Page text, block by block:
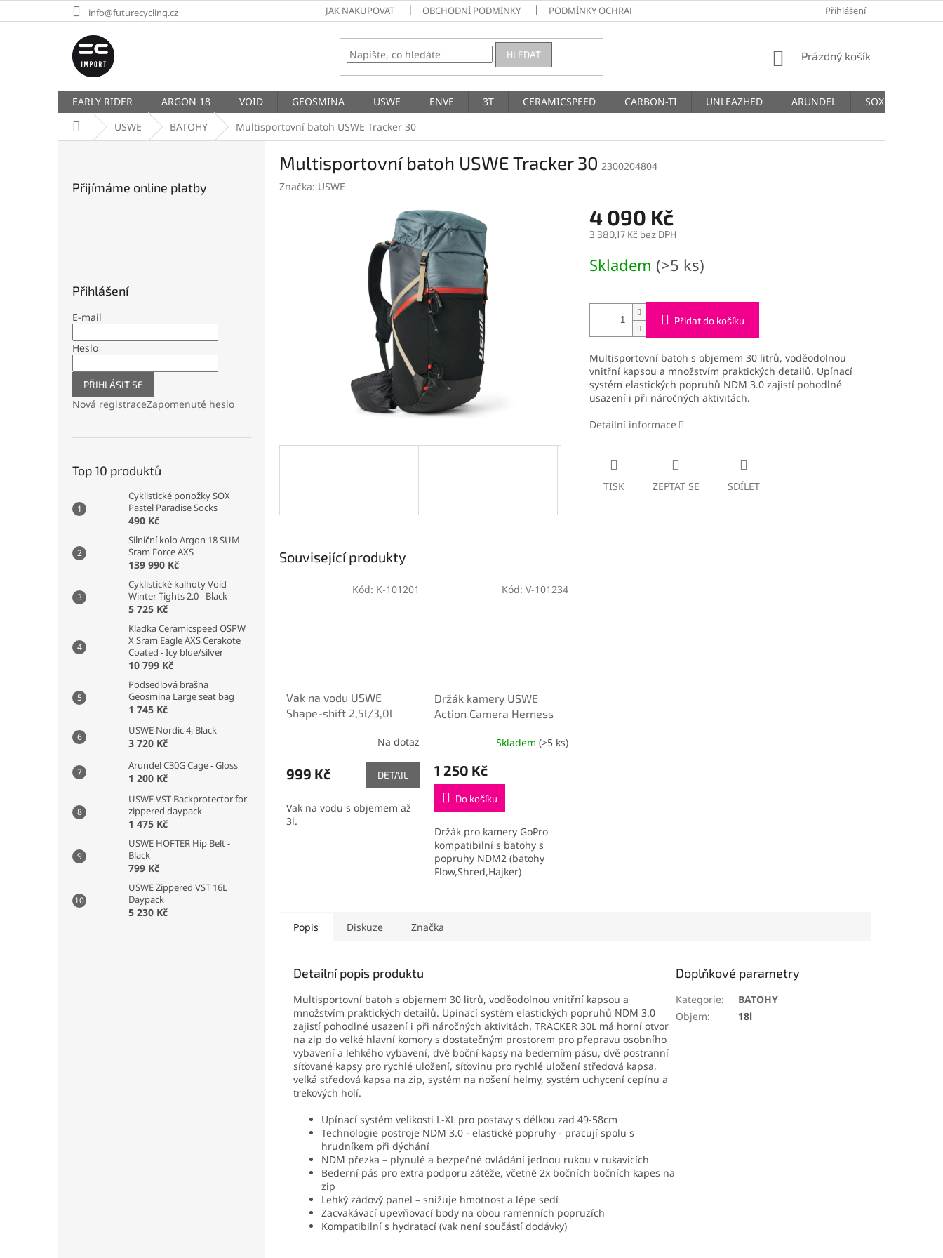
na
info@futurecycling.cz JAK NAKUPOVAT OBCHODNÍ PODMÍNKY PODMÍNKY OCHRANY OSOBNÍCH ÚDAJŮ Přihlášení
HLEDAT
NÁKUPNÍ
Prázdný košík
EARLY RIDER ARGON 18 VOID GEOSMINA USWE ENVE 3T CERAMICSPEED CARBON-TI UNLEAZHED ARUNDEL SOX
Domů USWE BATOHY Multisportovní batoh USWE Tracker 30
Přijímáme online platby
Přihlášení
E-mail
Heslo
PŘIHLÁSIT SE
Nová registraceZapomenuté heslo
Top 10 produktů
Cyklistické ponožky SOX
Pastel Paradise Socks
490 Kč
Silniční kolo Argon 18 SUM
Sram Force AXS
139 990 Kč
Cyklistické kalhoty Void
Winter Tights 2.0 - Black
5 725 Kč
Kladka Ceramicspeed OSPW
X Sram Eagle AXS Cerakote
Coated - Icy blue/silver
10 799 Kč
Podsedlová brašna
Geosmina Large seat bag
1 745 Kč
USWE Nordic 4, Black
3 720 Kč
Arundel C30G Cage - Gloss
1 200 Kč
USWE VST Backprotector for
zippered daypack
1 475 Kč
USWE HOFTER Hip Belt -
Black
799 Kč
USWE Zippered VST 16L
Daypack
5 230 Kč
Multisportovní batoh USWE Tracker 30 2300204804
Značka: USWE
4 090 Kč
3 380,17 Kč bez DPH
cena:
Skladem (>5 ks)
Přidat do košíku
Multisportovní batoh s objemem 30 litrů, voděodolnou
vnitřní kapsou a množstvím praktických detailů. Upínací
systém elastických popruhů NDM 3.0 zajistí pohodlné
usazení i při náročných aktivitách.
Detailní informace
TISK ZEPTAT SE SDÍLET
Související produkty
Vak na vodu USWE
Shape-shift 2,5l/3,0l
Na dotaz
999 Kč DETAIL
Vak na vodu s objemem až
3l.
Kód: K-101201
Držák kamery USWE
Action Camera Herness
Skladem (>5 ks)
1 250 Kč
Do košíku
Držák pro kamery GoPro
kompatibilní s batohy s
popruhy NDM2 (batohy
Flow,Shred,Hajker)
Kód: V-101234
Popis Diskuze Značka
Detailní popis produktu
Multisportovní batoh s objemem 30 litrů, voděodolnou vnitřní kapsou a
množstvím praktických detailů. Upínací systém elastických popruhů NDM 3.0
zajistí pohodlné usazení i při náročných aktivitách. TRACKER 30L má horní otvor
na zip do velké hlavní komory s dostatečným prostorem pro přepravu osobního
vybavení a lehkého vybavení, dvě boční kapsy na bederním pásu, dvě postranní
síťované kapsy pro rychlé uložení, síťovinu pro rychlé uložení středová kapsa,
velká středová kapsa na zip, systém na nošení helmy, systém uchycení cepínu a
trekových holí.
Upínací systém velikosti L-XL pro postavy s délkou zad 49-58cm
Technologie postroje NDM 3.0 - elastické popruhy - pracují spolu s
hrudníkem při dýchání
NDM přezka – plynulé a bezpečné ovládání jednou rukou v rukavicích
Bederní pás pro extra podporu zátěže, včetně 2x bočních bočních kapes na
zip
Lehký zádový panel – snižuje hmotnost a lépe sedí
Zacvakávací upevňovací body na obou ramenních popruzích
Kompatibilní s hydratací (vak není součástí dodávky)
Doplňkové parametry
Kategorie:
BATOHY
Objem: 18l